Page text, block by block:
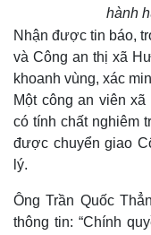
hành
Nhận được tin báo,
và Công an thị xã
khoanh vùng, xác
Một công an viên
có tính chất nghiêm
được chuyển giao
lý.
Ông Trần Quốc
thông tin: “Chính